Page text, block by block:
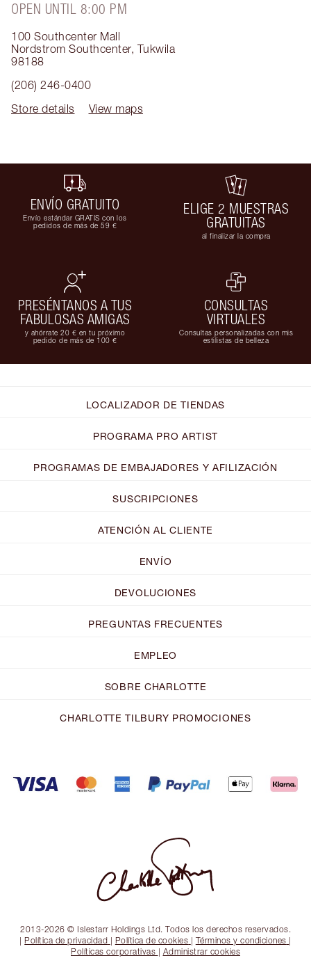
OPEN UNTIL 8:00 PM
100 Southcenter Mall
Nordstrom Southcenter, Tukwila
98188
(206) 246-0400
Store details
View maps
ENVÍO GRATUITO
Envío estándar GRATIS con los
pedidos de más de 59 €
ELIGE 2 MUESTRAS
GRATUITAS
al finalizar la compra
PRESÉNTANOS A TUS
FABULOSAS AMIGAS
y ahórrate 20 € en tu próximo
pedido de más de 100 €
CONSULTAS
VIRTUALES
Consultas personalizadas con mis
estilistas de belleza
LOCALIZADOR DE TIENDAS
PROGRAMA PRO ARTIST
PROGRAMAS DE EMBAJADORES Y AFILIZACIÓN
SUSCRIPCIONES
ATENCIÓN AL CLIENTE
ENVÍO
DEVOLUCIONES
PREGUNTAS FRECUENTES
EMPLEO
SOBRE CHARLOTTE
CHARLOTTE TILBURY PROMOCIONES
2013-2026 © Islestarr Holdings Ltd. Todos los derechos reservados.
| Política de privacidad | Política de cookies | Términos y condiciones |
Políticas corporativas | Administrar cookies